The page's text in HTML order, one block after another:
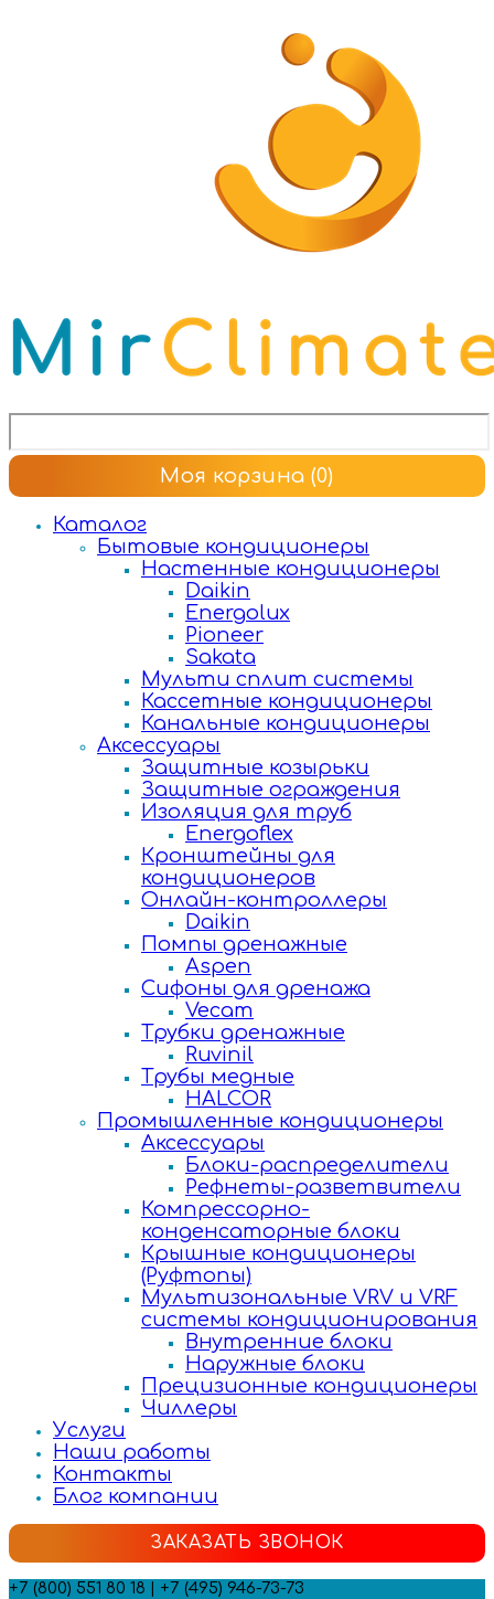
Моя корзина (0)
Каталог
Бытовые кондиционеры
Настенные кондиционеры
Daikin
Energolux
Pioneer
Sakata
Мульти сплит системы
Кассетные кондиционеры
Канальные кондиционеры
Аксессуары
Защитные козырьки
Защитные ограждения
Изоляция для труб
Energoflex
Кронштейны для
кондиционеров
Онлайн-контроллеры
Daikin
Помпы дренажные
Aspen
Сифоны для дренажа
Vecam
Трубки дренажные
Ruvinil
Трубы медные
HALCOR
Промышленные кондиционеры
Аксессуары
Блоки-распределители
Рефнеты-разветвители
Компрессорно-
конденсаторные блоки
Крышные кондиционеры
(Руфтопы)
Мультизональные VRV и VRF
системы кондиционирования
Внутренние блоки
Наружные блоки
Прецизионные кондиционеры
Чиллеры
Услуги
Наши работы
Контакты
Блог компании
ЗАКАЗАТЬ ЗВОНОК
+7 (800) 551 80 18 | +7 (495) 946-73-73